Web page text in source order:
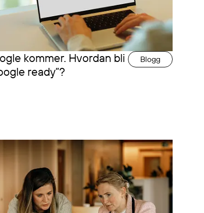
kommer. Hvordan bli
ready”?
Blogg